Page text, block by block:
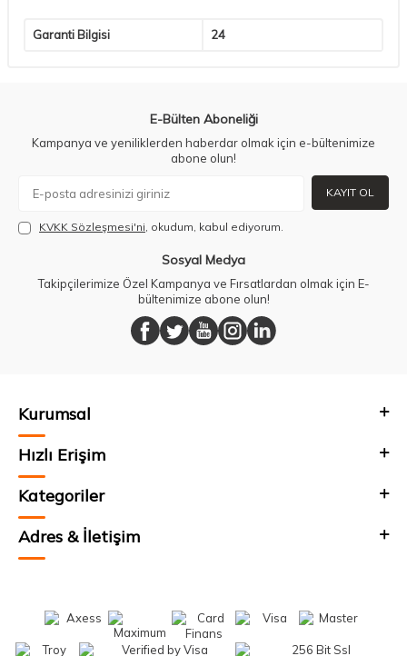
Garanti Bilgisi 24
E-Bülten Aboneliği
Kampanya ve yeniliklerden haberdar olmak için e-bültenimize
abone olun!
KAYIT OL
KVKK Sözleşmesi'ni , okudum, kabul ediyorum.
Sosyal Medya
Takipçilerimize Özel Kampanya ve Fırsatlardan olmak için E-
bültenimize abone olun!
Kurumsal
Hızlı Erişim
Kategoriler
Adres & İletişim